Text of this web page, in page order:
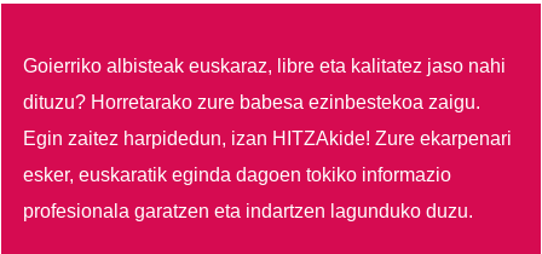
Goierriko albisteak euskaraz, libre eta kalitatez jaso nahi
dituzu? Horretarako zure babesa ezinbestekoa zaigu.
Egin zaitez harpidedun, izan HITZAkide!Zure ekarpenari
esker, euskaratik eginda dagoen tokiko informazio
profesionala garatzen eta indartzen lagunduko duzu.